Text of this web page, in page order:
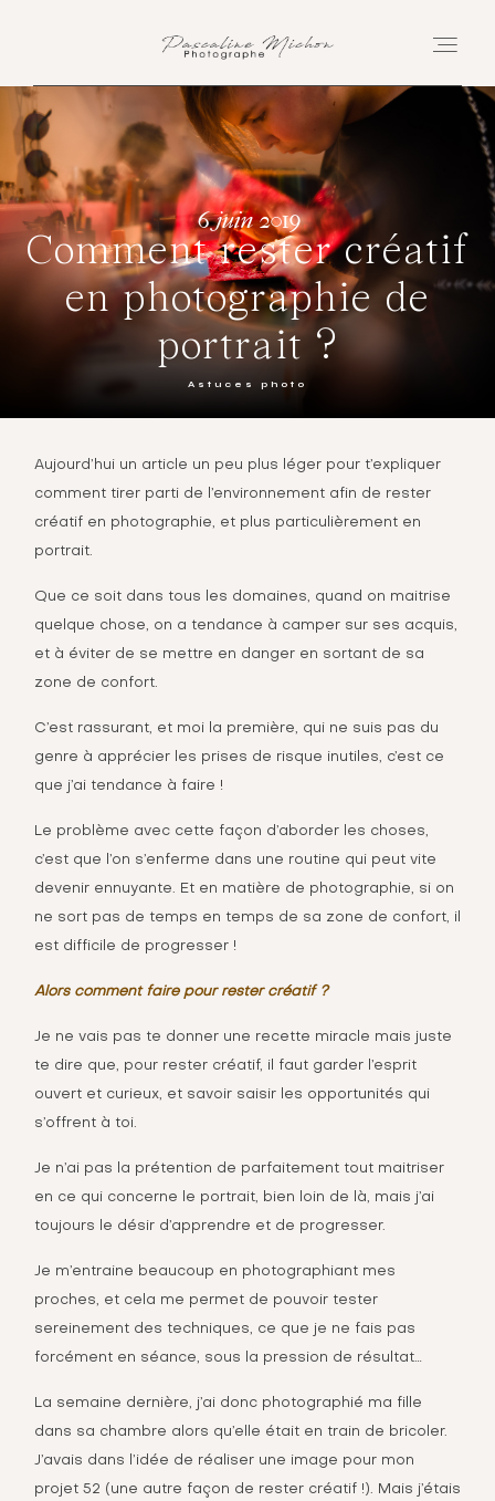
6 juin 2019
Comment rester créatif
en photographie de
portrait ?
Astuces photo
Aujourd’hui un article un peu plus léger pour t’expliquer
comment tirer parti de l’environnement afin de rester
créatif en photographie, et plus particulièrement en
portrait.
Que ce soit dans tous les domaines, quand on maitrise
quelque chose, on a tendance à camper sur ses acquis,
et à éviter de se mettre en danger en sortant de sa
zone de confort.
C’est rassurant, et moi la première, qui ne suis pas du
genre à apprécier les prises de risque inutiles, c’est ce
que j’ai tendance à faire !
Le problème avec cette façon d’aborder les choses,
c’est que l’on s’enferme dans une routine qui peut vite
devenir ennuyante. Et en matière de photographie, si on
ne sort pas de temps en temps de sa zone de confort, il
est difficile de progresser !
Alors comment faire pour rester créatif ?
Je ne vais pas te donner une recette miracle mais juste
te dire que, pour rester créatif, il faut garder l’esprit
ouvert et curieux, et savoir saisir les opportunités qui
s’offrent à toi.
Je n’ai pas la prétention de parfaitement tout maitriser
en ce qui concerne le portrait, bien loin de là, mais j’ai
toujours le désir d’apprendre et de progresser.
Je m’entraine beaucoup en photographiant mes
proches, et cela me permet de pouvoir tester
sereinement des techniques, ce que je ne fais pas
forcément en séance, sous la pression de résultat…
La semaine dernière, j’ai donc photographié ma fille
dans sa chambre alors qu’elle était en train de bricoler.
J’avais dans l’idée de réaliser une image pour mon
projet 52 (une autre façon de rester créatif !). Mais j’étais
Accueil
Accompagnements
Blog
Podcast